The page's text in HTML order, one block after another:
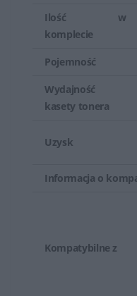
Ilość w
komplecie
Pojemność
Wydajność
kasety tonera
Uzysk
Informacja o
Kompatybilne z